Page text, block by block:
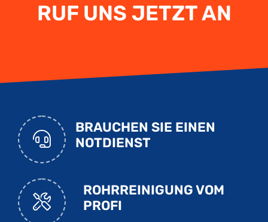
RUF UNS JETZT AN
BRAUCHEN SIE EINEN
NOTDIENST
ROHRREINIGUNG VOM
PROFI